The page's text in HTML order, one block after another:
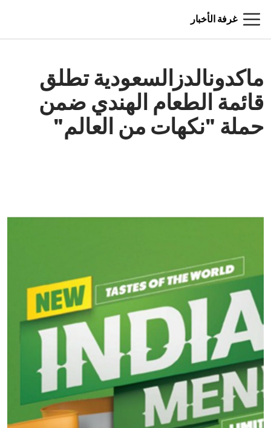
غرفة الأخبار
ماكدونالدزالسعودية تطلق
قائمة الطعام الهندي ضمن
حملة "نكهات من العالم"